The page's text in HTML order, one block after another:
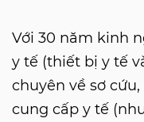
Với 30 năm kinh
y tế (thiết bị y tế
chuyên về sơ
cung cấp y tế